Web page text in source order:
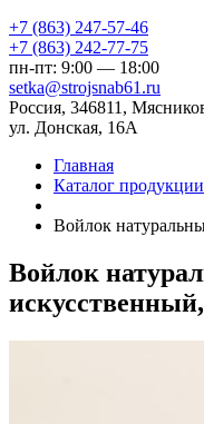
+7 (863) 247-57-46
+7 (863) 242-77-75
пн-пт: 9:00 — 18:00
setka@strojsnab61.ru
Россия, 346811,
ул. Донская, 16А
Главная
Каталог продукции
Войлок
Войлок